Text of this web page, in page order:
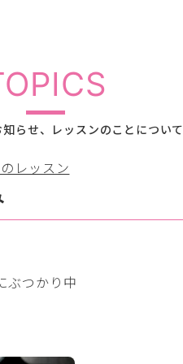
らせ、レッスンのことについて
レッスン
ぶつかり中